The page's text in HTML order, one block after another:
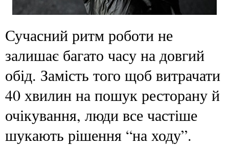
Сучасний ритм роботи не
залишає багато часу на довгий
обід. Замість того щоб витрачати
40 хвилин на пошук ресторану й
очікування, люди все частіше
шукають рішення “на ходу”.